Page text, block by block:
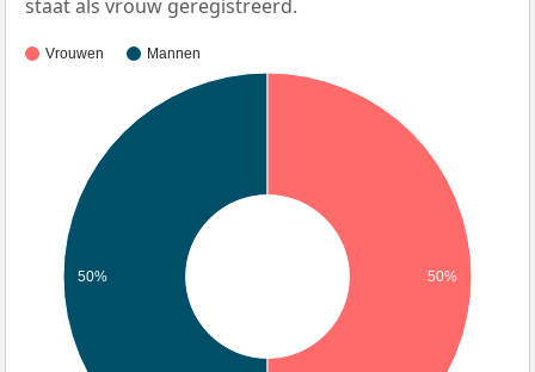
staat als vrouw geregistreerd.
Vrouwen Mannen
50% 50%